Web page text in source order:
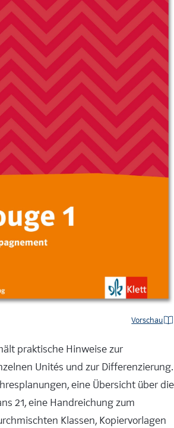
Vorschau
praktische Hinweise zur
Unités und zur Differenzierung.
eine Übersicht über die
21, eine Handreichung zum
Klassen, Kopiervorlagen